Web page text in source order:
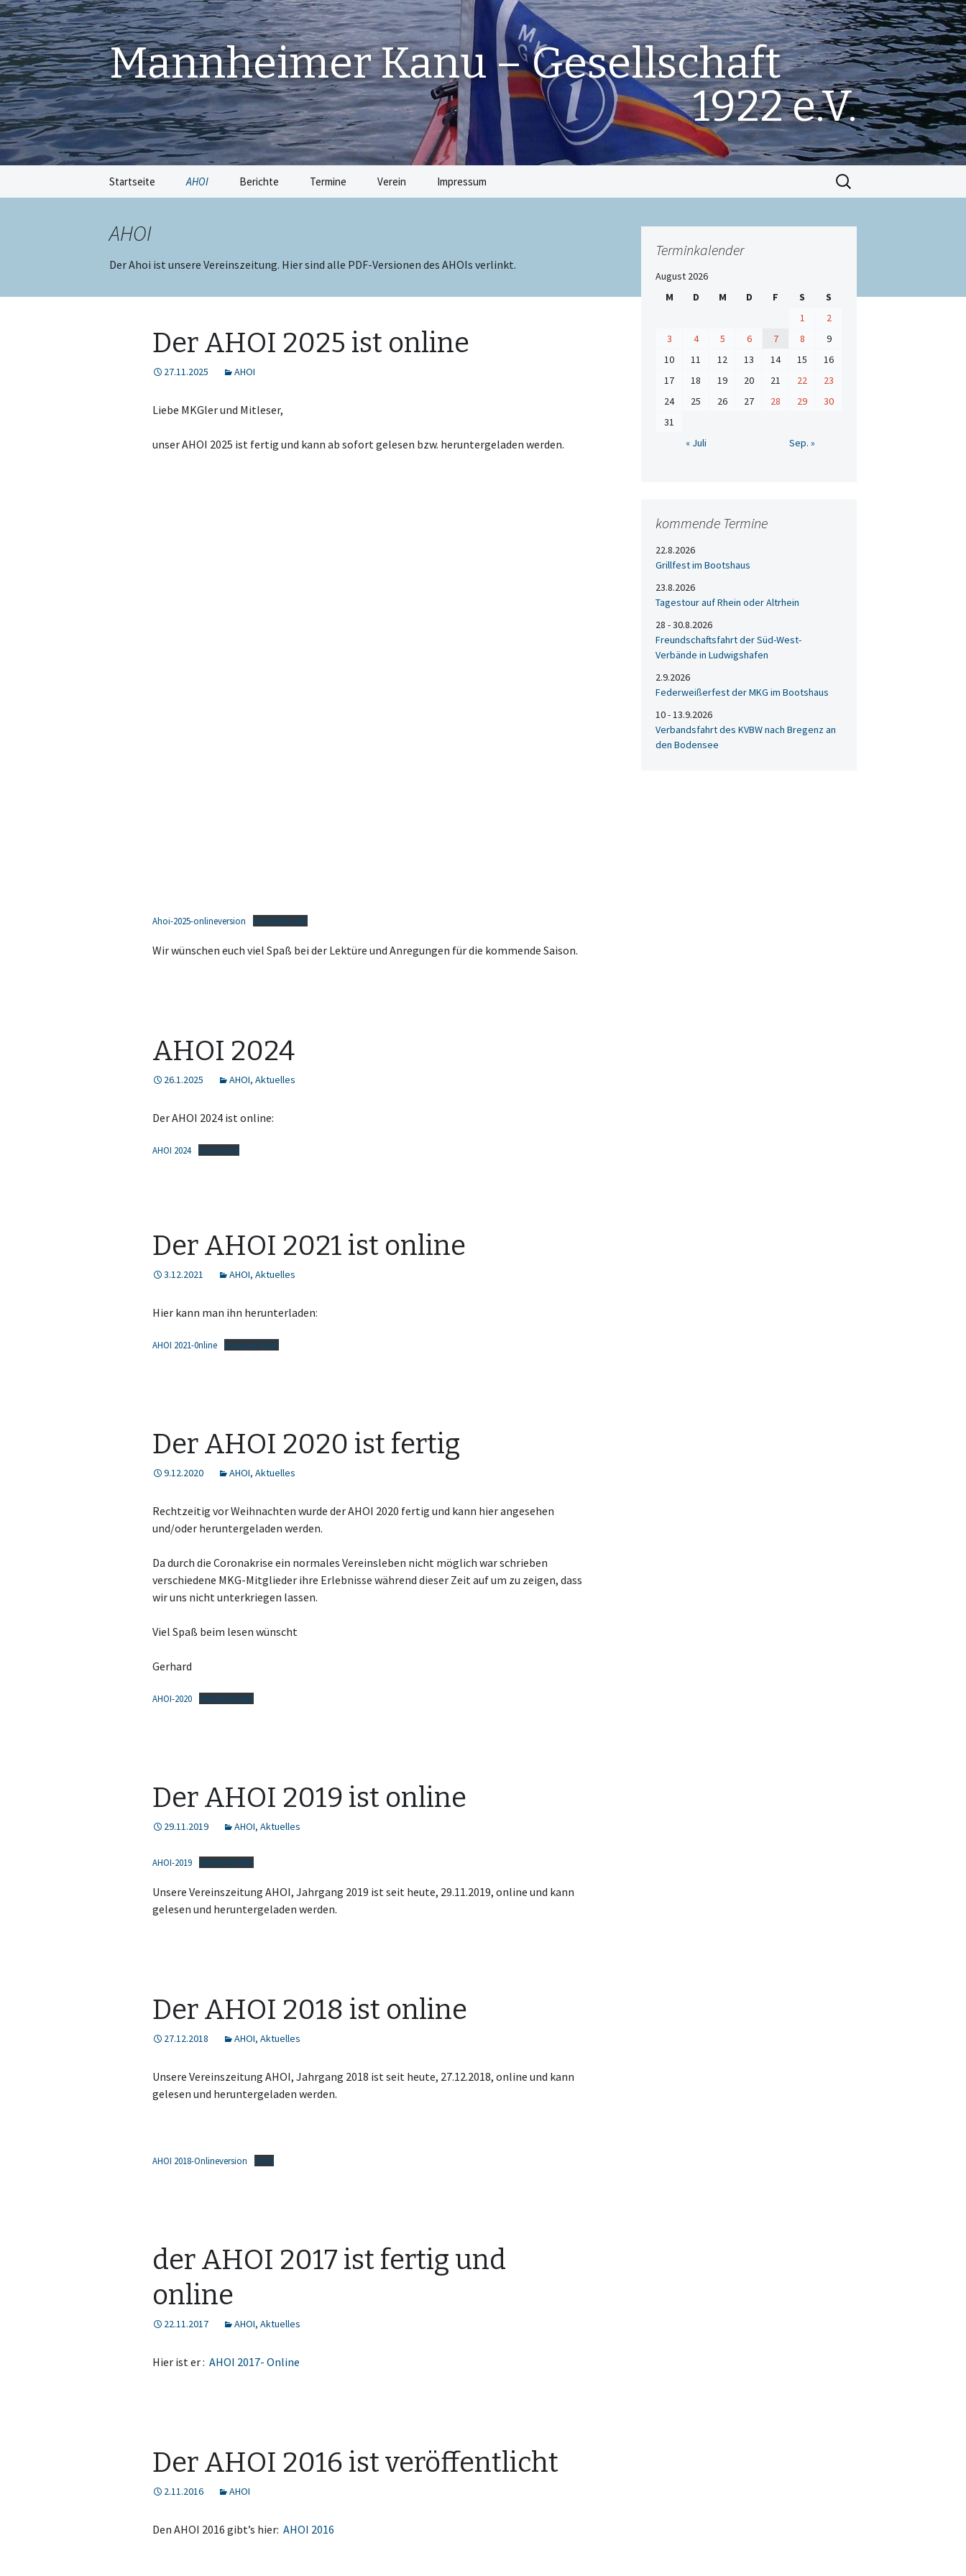
Mannheimer Kanu – Gesellschaft
1922 e.V.
Startseite AHOI Berichte Termine Verein
Kooperationsvertrag mit
KCM
Impressum
Suchen
nach:
AHOI
Der Ahoi ist unsere Vereinszeitung. Hier sind alle PDF-Versionen des AHOIs verlinkt.
Der AHOI 2025 ist online
27.11.2025 AHOI
Liebe MKGler und Mitleser,
unser AHOI 2025 ist fertig und kann ab sofort gelesen bzw. heruntergeladen werden.
Ahoi-2025-onlineversion Herunterladen
Wir wünschen euch viel Spaß bei der Lektüre und Anregungen für die kommende Saison.
AHOI 2024
26.1.2025 AHOI, Aktuelles
Der AHOI 2024 ist online:
AHOI 2024 Download
Der AHOI 2021 ist online
3.12.2021 AHOI, Aktuelles
Hier kann man ihn herunterladen:
AHOI 2021-0nline Herunterladen
Der AHOI 2020 ist fertig
9.12.2020 AHOI, Aktuelles
Rechtzeitig vor Weihnachten wurde der AHOI 2020 fertig und kann hier angesehen
und/oder heruntergeladen werden.
Da durch die Coronakrise ein normales Vereinsleben nicht möglich war schrieben
verschiedene MKG-Mitglieder ihre Erlebnisse während dieser Zeit auf um zu zeigen, dass
wir uns nicht unterkriegen lassen.
Viel Spaß beim lesen wünscht
Gerhard
AHOI-2020 Herunterladen
Der AHOI 2019 ist online
29.11.2019 AHOI, Aktuelles
AHOI-2019 Herunterladen
Unsere Vereinszeitung AHOI, Jahrgang 2019 ist seit heute, 29.11.2019, online und kann
gelesen und heruntergeladen werden.
Der AHOI 2018 ist online
27.12.2018 AHOI, Aktuelles
Unsere Vereinszeitung AHOI, Jahrgang 2018 ist seit heute, 27.12.2018, online und kann
gelesen und heruntergeladen werden.
AHOI 2018-Onlineversion AHOI
der AHOI 2017 ist fertig und
online
22.11.2017 AHOI, Aktuelles
Hier ist er : AHOI 2017- Online
Der AHOI 2016 ist veröffentlicht
2.11.2016 AHOI
Den AHOI 2016 gibt’s hier: AHOI 2016
Terminkalender
August 2026
M
D M D F S
S
1
2
3
4 5 6 7 8
9
10
11 12 13 14 15
16
17
18 19 20 21 22
23
24
25 26 27 28 29
30
31
« Juli
Sep. »
kommende Termine
22.8.2026
Grillfest im Bootshaus
23.8.2026
Tagestour auf Rhein oder Altrhein
28 - 30.8.2026
Freundschaftsfahrt der Süd-West-
Verbände in Ludwigshafen
2.9.2026
Federweißerfest der MKG im Bootshaus
10 - 13.9.2026
Verbandsfahrt des KVBW nach Bregenz an
den Bodensee